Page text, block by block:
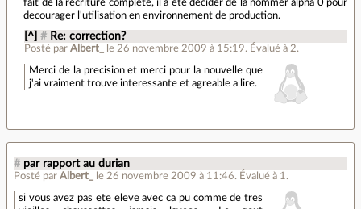
fait de la recriture complete, il a été décider de la nommer alpha 0 pour
decourager l'utilisation en environnement de production.
[^] # Re: correction?
Posté par Albert_ le 26 novembre 2009 à 15:19. Évalué à 2.
Merci de la precision et merci pour la nouvelle que
j'ai vraiment trouve interessante et agreable a lire.
# par rapport au durian
Posté par Albert_ le 26 novembre 2009 à 11:46. Évalué à 1 .
si vous avez pas ete eleve avec ca pu comme de tres